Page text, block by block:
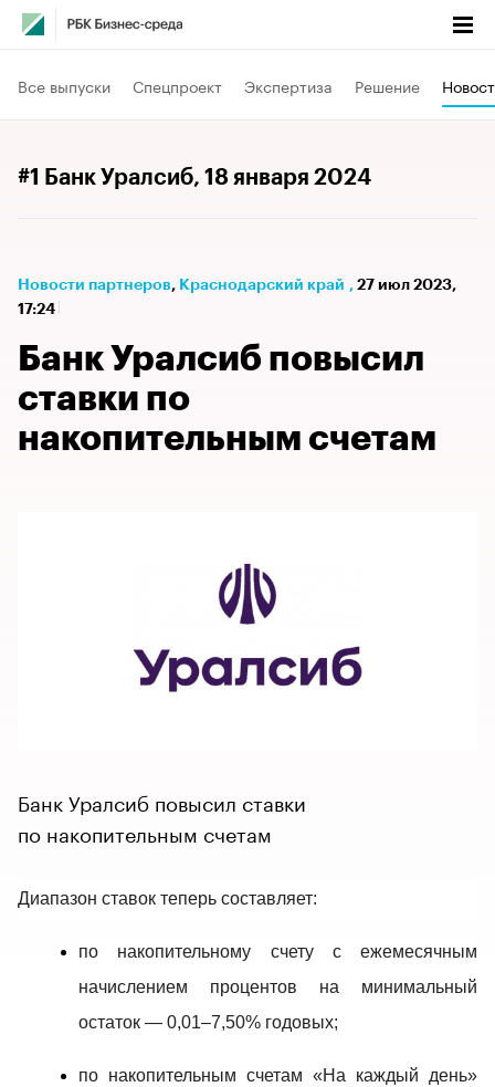
Все выпуски Спецпроект Экспертиза Решение
#1 Банк Уралсиб, 18 января 2024
Новости партнеров⁠, Краснодарский край , 27 июл 2023,
17:24
Банк Уралсиб повысил
ставки по
накопительным счетам
Банк Уралсиб повысил ставки
по накопительным счетам
Диапазон ставок теперь составляет:
по накопительному счету с ежемесячным
начислением процентов на минимальный
остаток — 0,01–7,50% годовых;
по накопительным счетам «На каждый день»